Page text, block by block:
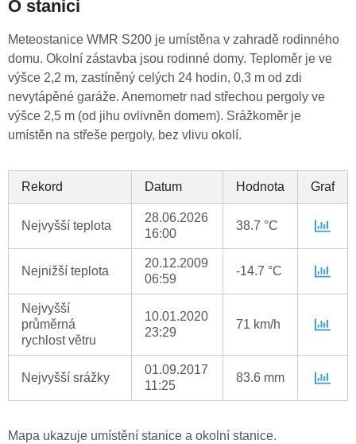
O stanici
Meteostanice WMR S200 je umístěna v zahradě rodinného
domu. Okolní zástavba jsou rodinné domy. Teploměr je ve
výšce 2,2 m, zastíněný celých 24 hodin, 0,3 m od zdi
nevytápěné garáže. Anemometr nad střechou pergoly ve
výšce 2,5 m (od jihu ovlivněn domem). Srážkoměr je
umístěn na střeše pergoly, bez vlivu okolí.
Rekord Datum Hodnota Graf
Nejvyšší teplota
28.06.2026
16:00
38.7 °C
Nejnižší teplota
20.12.2009
06:59
-14.7 °C
Nejvyšší
průměrná
rychlost větru
10.01.2020
23:29
71 km/h
Nejvyšší srážky
01.09.2017
11:25
83.6 mm
Mapa ukazuje umístění stanice a okolní stanice.